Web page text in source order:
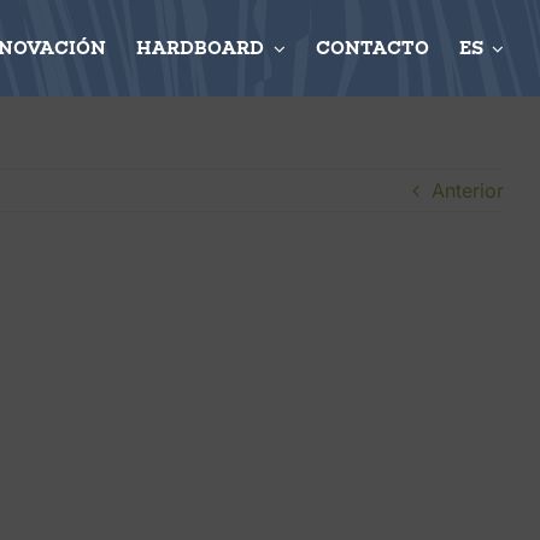
HARDBOARD CONTACTO ES
Anterior